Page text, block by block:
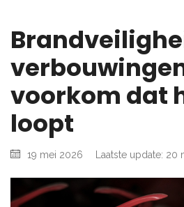
voorkom dat
loopt
19 mei 2026 Laatste update: 20